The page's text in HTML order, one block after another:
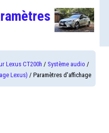
Lexus CT200h / Système audio /
Lexus) / Paramètres d'affichage